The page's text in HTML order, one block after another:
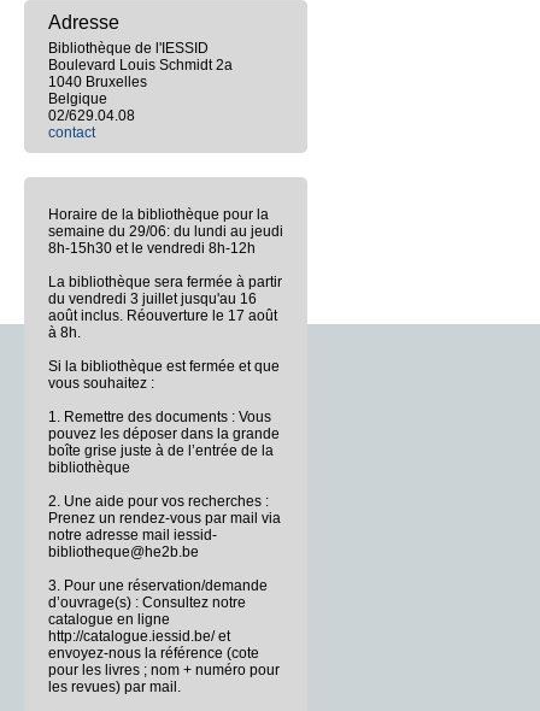
Adresse
Bibliothèque de l'IESSID
Boulevard Louis Schmidt 2a
1040 Bruxelles
Belgique
02/629.04.08
contact
Horaire de la bibliothèque pour la
semaine du 29/06: du lundi au jeudi
8h-15h30 et le vendredi 8h-12h
La bibliothèque sera fermée à partir
du vendredi 3 juillet jusqu'au 16
août inclus. Réouverture le 17 août
à 8h.
Si la bibliothèque est fermée et que
vous souhaitez :
1. Remettre des documents : Vous
pouvez les déposer dans la grande
boîte grise juste à de l’entrée de la
bibliothèque
2. Une aide pour vos recherches :
Prenez un rendez-vous par mail via
notre adresse mail iessid-
bibliotheque@he2b.be
3. Pour une réservation/demande
d’ouvrage(s) : Consultez notre
catalogue en ligne
http://catalogue.iessid.be/ et
envoyez-nous la référence (cote
pour les livres ; nom + numéro pour
les revues) par mail.